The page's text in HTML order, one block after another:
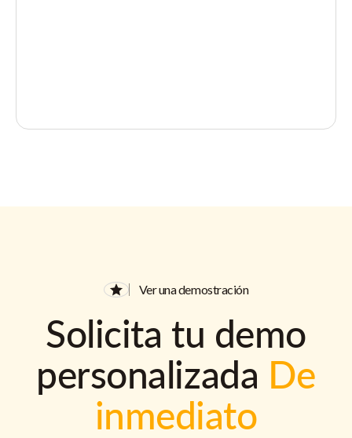
Ver una demostración
Solicita tu demo
personalizada De
inmediato